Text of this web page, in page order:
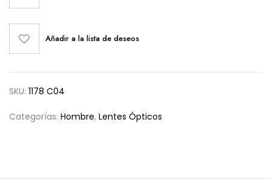
Añadir a la lista de deseos
SKU: 1178 C04
Categorías: Hombre, Lentes Ópticos